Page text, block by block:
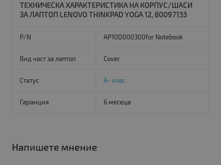
ТЕХНИЧЕСКА ХАРАКТЕРИСТИКА НА КОРПУС/ШАСИ
ЗА ЛАПТОП LENOVO THINKPAD YOGA 12, 80097133
P/N AP10D000300for Notebook
Вид част за лаптоп Cover
Статус A- клас
Гаранция 6 месеца
Напишете мнение